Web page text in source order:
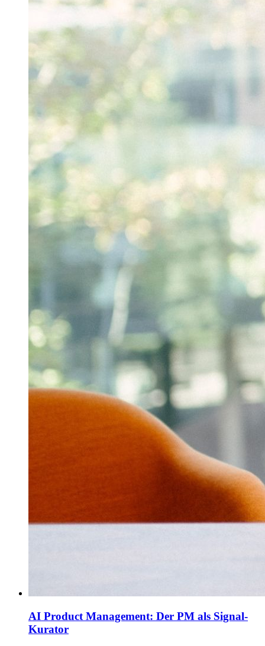
AI Product Management: Der PM als Signal-
Kurator